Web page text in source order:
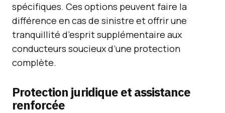
spécifiques. Ces options peuvent faire la
différence en cas de sinistre et offrir une
tranquillité d’esprit supplémentaire aux
conducteurs soucieux d’une protection
complète.
Protection juridique et assistance
renforcée